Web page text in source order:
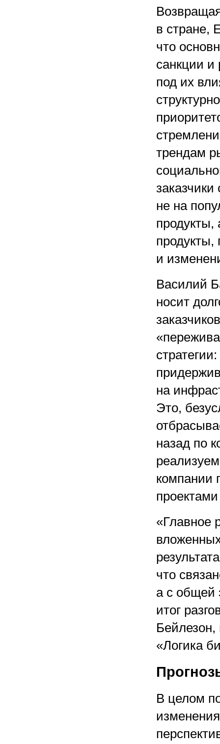
в стране,
что
санкции и
под их
трендам
не на
продукты,
продукты,
и
Василий
носит
на
Это,
назад по
компании
«Главное
что
а с общей
итог
Бейлезон,
«Логика
В целом